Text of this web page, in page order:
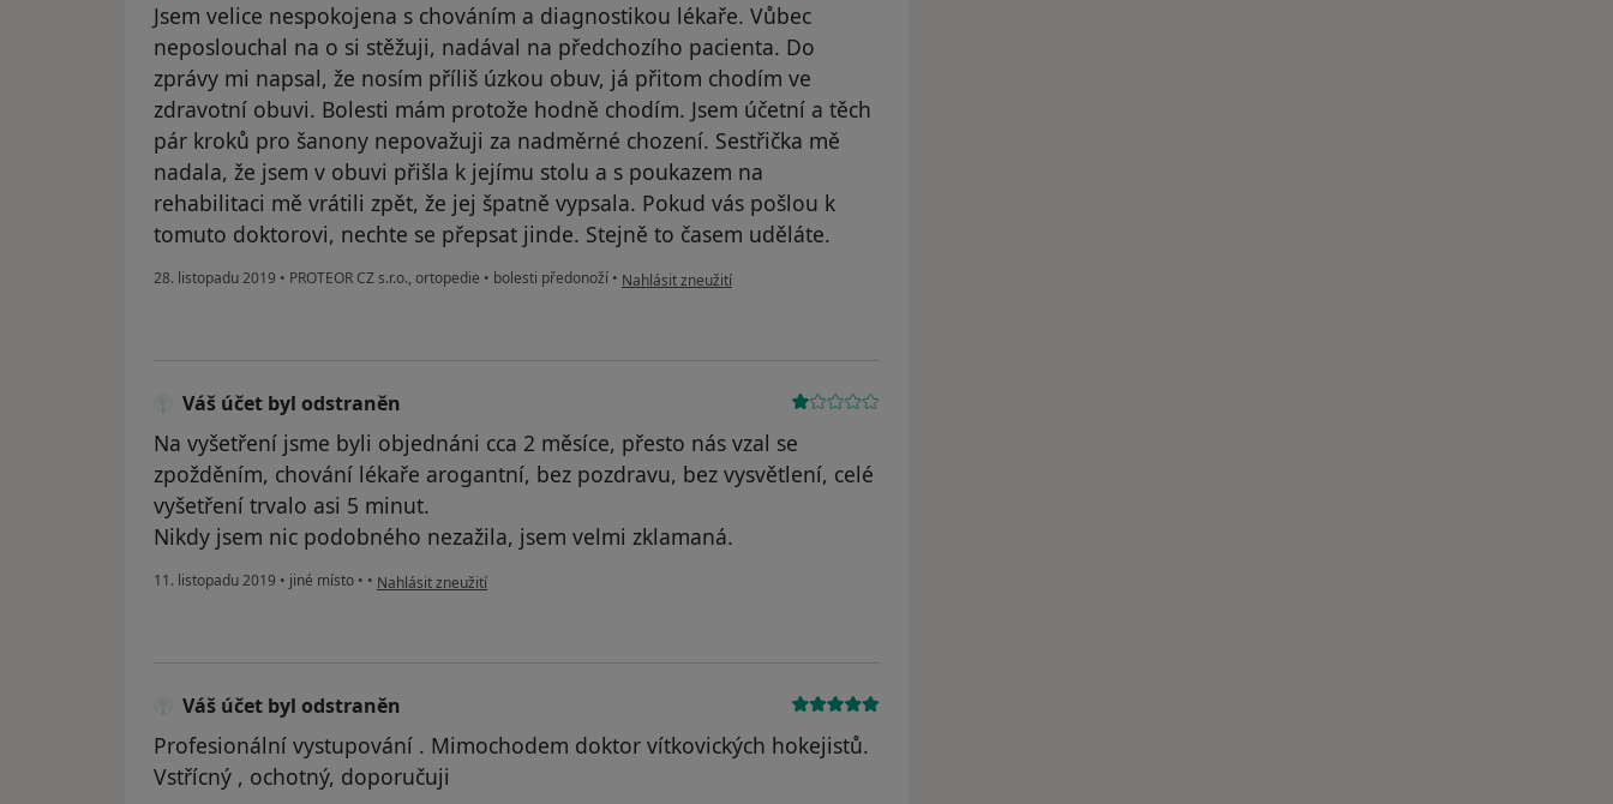
Jsem velice nespokojena s chováním a diagnostikou lékaře. Vůbec
neposlouchal na o si stěžuji, nadával na předchozího pacienta. Do
zprávy mi napsal, že nosím příliš úzkou obuv, já přitom chodím ve
zdravotní obuvi. Bolesti mám protože hodně chodím. Jsem účetní a těch
pár kroků pro šanony nepovažuji za nadměrné chození. Sestřička mě
nadala, že jsem v obuvi přišla k jejímu stolu a s poukazem na
rehabilitaci mě vrátili zpět, že jej špatně vypsala. Pokud vás pošlou k
tomuto doktorovi, nechte se přepsat jinde. Stejně to časem uděláte.
28. listopadu 2019 • PROTEOR CZ s.r.o., ortopedie • bolesti předonoží • podle názoru uživatele Iveta Cichá
Nahlásit zneužití
Váš účet byl odstraněn
Na vyšetření jsme byli objednáni cca 2 měsíce, přesto nás vzal se
zpožděním, chování lékaře arogantní, bez pozdravu, bez vysvětlení, celé
vyšetření trvalo asi 5 minut.
Nikdy jsem nic podobného nezažila, jsem velmi zklamaná.
11. listopadu 2019 • jiné místo • • podle názoru uživatele Váš účet byl odstraněn
Nahlásit zneužití
Váš účet byl odstraněn
Profesionální vystupování . Mimochodem doktor vítkovických hokejistů.
Vstřícný , ochotný, doporučuji